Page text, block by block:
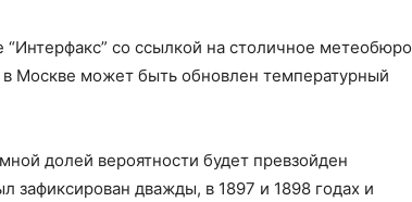
“Интерфакс” со ссылкой на столичное метеобюро
Москве может быть обновлен температурный
долей вероятности будет превзойден
зафиксирован дважды, в 1897 и 1898 годах и